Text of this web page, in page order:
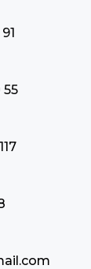
55